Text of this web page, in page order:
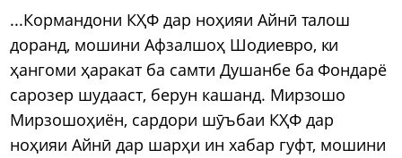
...Кормандони КҲФ дар ноҳияи Айнӣ талош
доранд, мошини Афзалшоҳ Шодиевро, ки
ҳангоми ҳаракат ба самти Душанбе ба Фондарё
сарозер шудааст, берун кашанд. Мирзошо
Мирзошоҳиён, сардори шӯъбаи КҲФ дар
ноҳияи Айнӣ дар шарҳи ин хабар гуфт, мошини